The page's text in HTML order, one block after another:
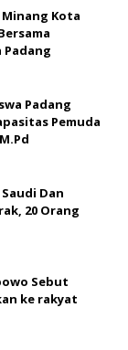
Kota
Padang
Padang
Pemuda
Dan
20 Orang
Sebut
ke rakyat